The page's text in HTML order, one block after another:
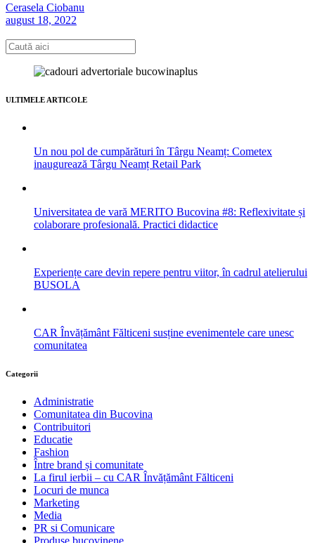
Cerasela Ciobanu
august 18, 2022
ULTIMELE ARTICOLE
Un nou pol de cumpărături în Târgu Neamț: Cometex
inaugurează Târgu Neamț Retail Park
Universitatea de vară MERITO Bucovina #8: Reflexivitate și
colaborare profesională. Practici didactice
Experiențe care devin repere pentru viitor, în cadrul atelierului
BUSOLA
CAR Învățământ Fălticeni susține evenimentele care unesc
comunitatea
Categorii
Administratie
Comunitatea din Bucovina
Contribuitori
Educatie
Fashion
Între brand și comunitate
La firul ierbii – cu CAR Învățământ Fălticeni
Locuri de munca
Marketing
Media
PR si Comunicare
Produse bucovinene